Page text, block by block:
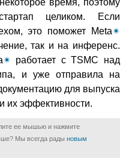
целиком. Если
это поможет Meta✴
так и на инференс.
✴ работает с TSMC над
и уже отправила на
для выпуска
их эффективности.
ее мышью и нажмите
Мы всегда рады новым